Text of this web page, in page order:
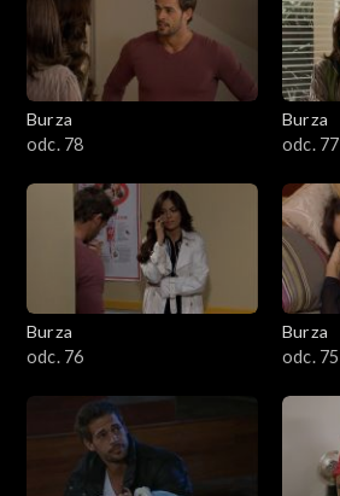
Burza
odc. 78
Burza
odc. 77
Burza
odc. 76
Burza
odc. 75